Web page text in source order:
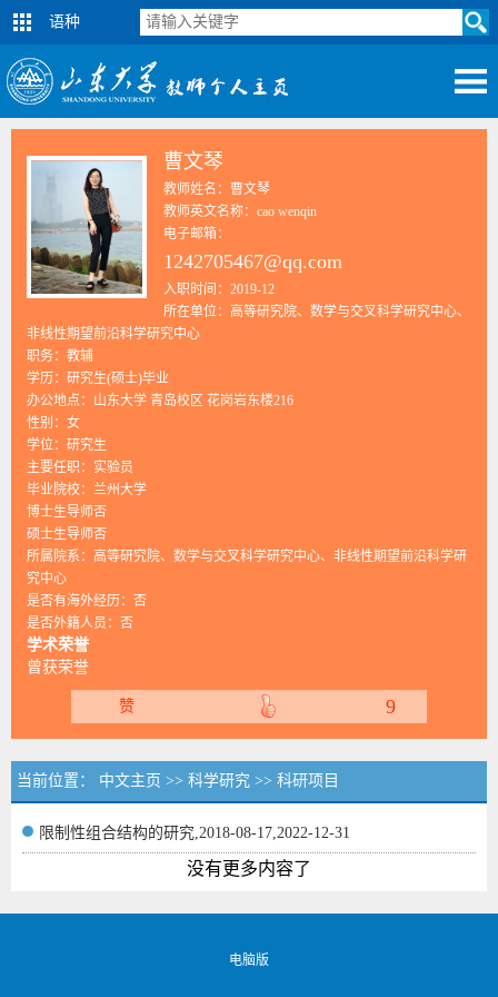
语种
曹文琴
教师姓名：曹文琴
教师英文名称：cao wenqin
电子邮箱：
1242705467@qq.com
入职时间：2019-12
所在单位：高等研究院、数学与交叉科学研究中心、
非线性期望前沿科学研究中心
职务：教辅
学历：研究生(硕士)毕业
办公地点：山东大学 青岛校区 花岗岩东楼216
性别：女
学位：研究生
主要任职：实验员
毕业院校：兰州大学
博士生导师否
硕士生导师否
所属院系：高等研究院、数学与交叉科学研究中心、非线性期望前沿科学研
究中心
是否有海外经历：否
是否外籍人员：否
学术荣誉
曾获荣誉
赞 9
当前位置： 中文主页 >> 科学研究 >> 科研项目
限制性组合结构的研究,2018-08-17,2022-12-31
没有更多内容了
电脑版